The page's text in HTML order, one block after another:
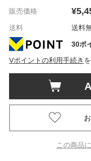
販売価格
送料
送料
30ポ
Vポイントの利用手続き
この商品